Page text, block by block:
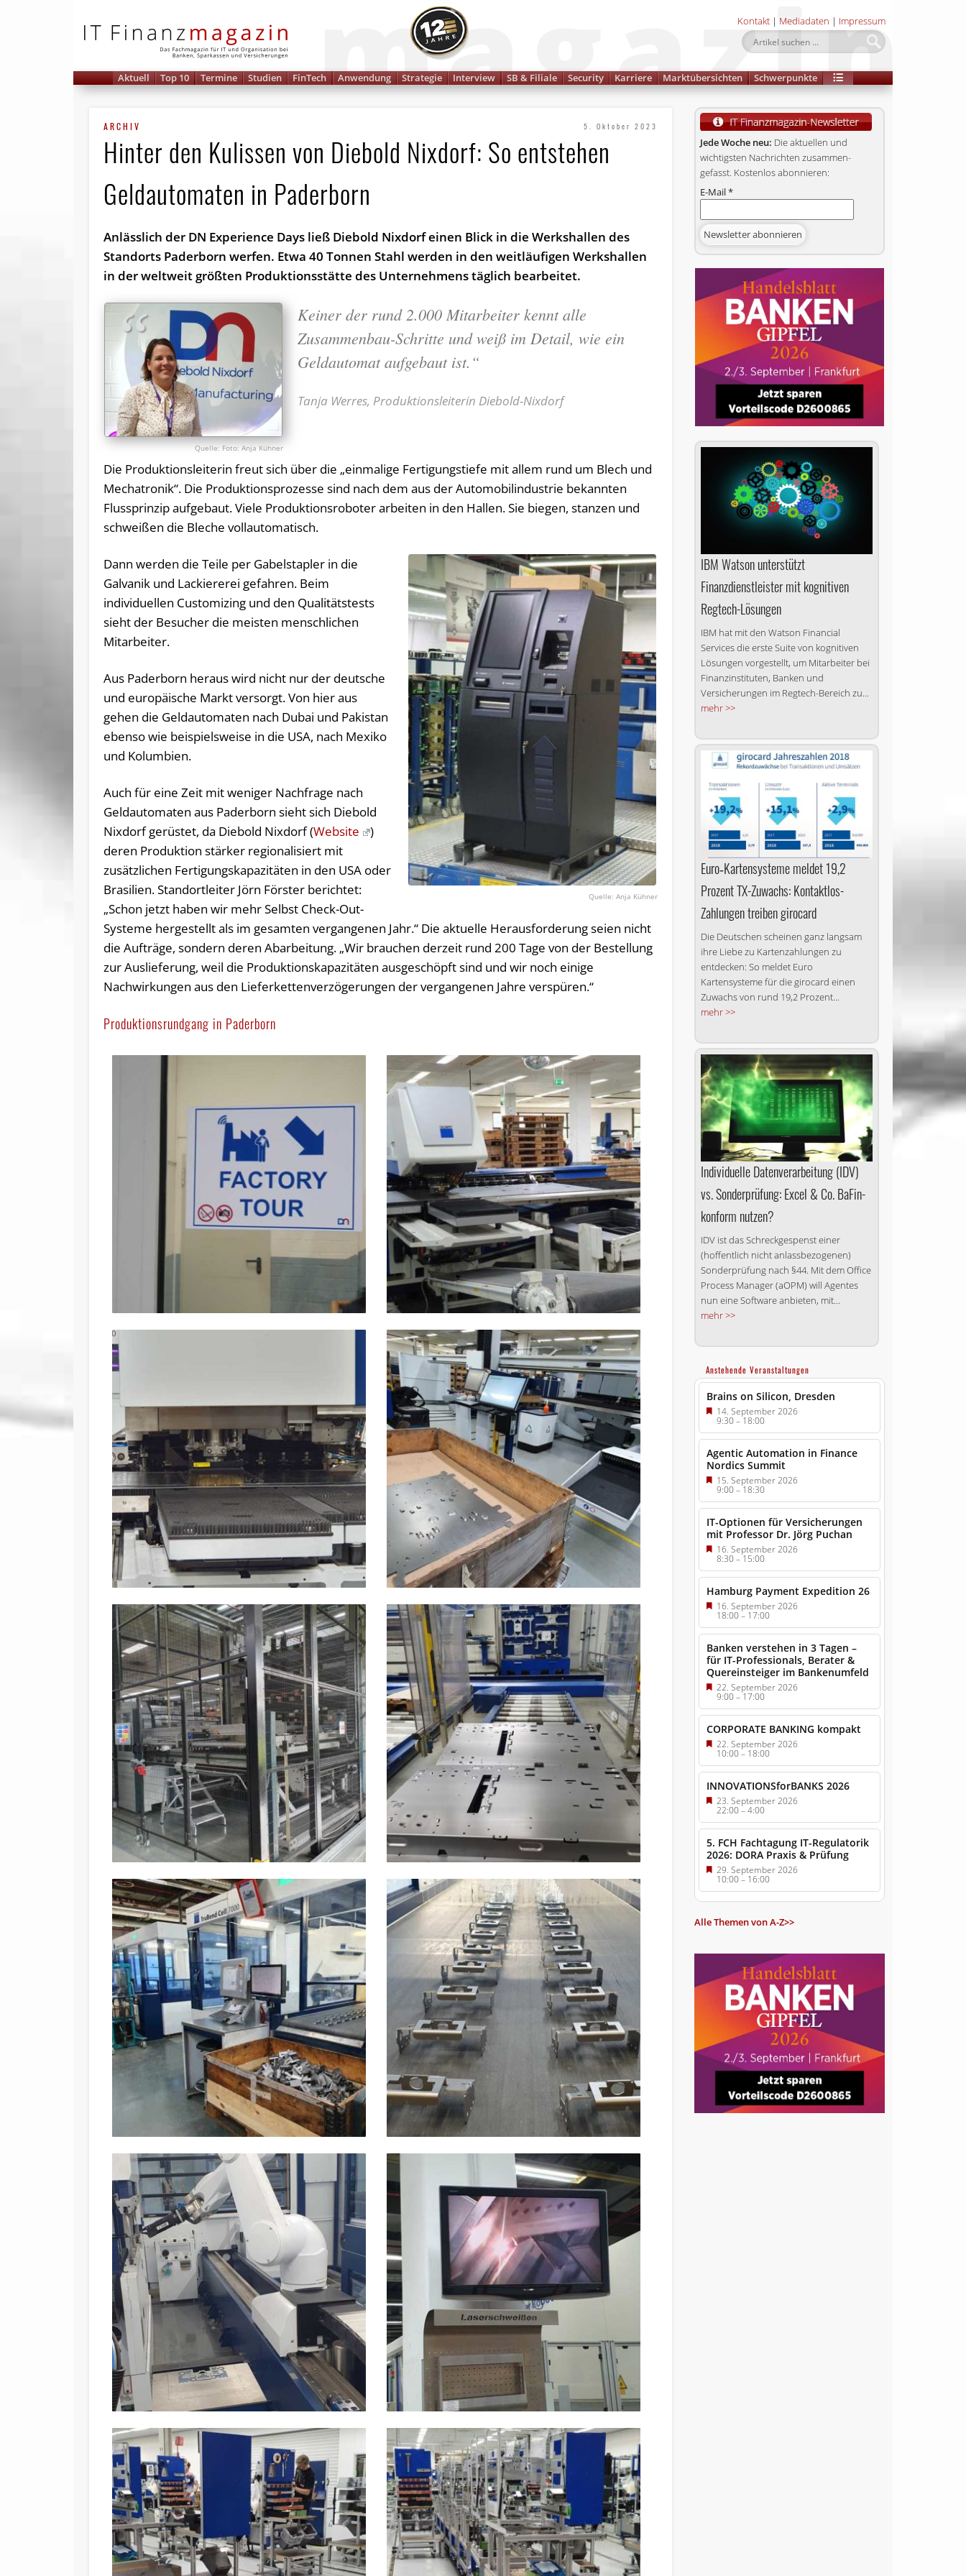
Kontakt | Mediadaten | Impressum
Aktuell Top 10 Termine Studien FinTech Anwendung Strategie Interview SB & Filiale Security Karriere Marktübersichten Schwerpunkte
ARCHIV 5. Oktober 2023
Hinter den Kulissen von Diebold Nixdorf: So entstehen
Geldautomaten in Paderborn
Anlässlich der DN Experience Days ließ Diebold Nixdorf einen Blick in die Werkshallen des
Standorts Paderborn werfen. Etwa 40 Tonnen Stahl werden in den weitläufigen Werkshallen
in der weltweit größten Produktionsstätte des Unternehmens täglich bearbeitet.
Foto: Anja Kühner
Keiner der rund 2.000 Mitarbeiter kennt alle
Zusammenbau-Schritte und weiß im Detail, wie ein
Geldautomat aufgebaut ist.“
Tanja Werres, Produktionsleiterin Diebold-Nixdorf
Die Produktionsleiterin freut sich über die „einmalige Fertigungstiefe mit allem rund um Blech und
Mechatronik“. Die Produktionsprozesse sind nach dem aus der Automobilindustrie bekannten
Flussprinzip aufgebaut. Viele Produktionsroboter arbeiten in den Hallen. Sie biegen, stanzen und
schweißen die Bleche vollautomatisch.
Anja Kühner
Dann werden die Teile per Gabelstapler in die
Galvanik und Lackiererei gefahren. Beim
individuellen Customizing und den Qualitätstests
sieht der Besucher die meisten menschlichen
Mitarbeiter.
Aus Paderborn heraus wird nicht nur der deutsche
und europäische Markt versorgt. Von hier aus
gehen die Geldautomaten nach Dubai und Pakistan
ebenso wie beispielsweise in die USA, nach Mexiko
und Kolumbien.
Auch für eine Zeit mit weniger Nachfrage nach
Geldautomaten aus Paderborn sieht sich Diebold
Nixdorf gerüstet, da Diebold Nixdorf (Website
)
deren Produktion stärker regionalisiert mit
zusätzlichen Fertigungskapazitäten in den USA oder
Brasilien. Standortleiter Jörn Förster berichtet:
„Schon jetzt haben wir mehr Selbst Check-Out-
Systeme hergestellt als im gesamten vergangenen Jahr.“ Die aktuelle Herausforderung seien nicht
die Aufträge, sondern deren Abarbeitung. „Wir brauchen derzeit rund 200 Tage von der Bestellung
zur Auslieferung, weil die Produktionskapazitäten ausgeschöpft sind und wir noch einige
Nachwirkungen aus den Lieferkettenverzögerungen der vergangenen Jahre verspüren.“
Produktionsrundgang in Paderborn
Jede Woche neu: Die aktuellen und
wichtigsten Nachrichten zusammen­
gefasst. Kostenlos abonnieren:
E-Mail*
IBM Watson unterstützt
Finanzdienstleister mit kognitiven
Regtech-Lösungen
IBM hat mit den Watson Financial
Services die erste Suite von kognitiven
Lösungen vorgestellt, um Mitarbeiter bei
Finanzinstituten, Banken und
Versicherungen im Regtech-Bereich zu...
mehr >>
Euro‑Kartensysteme meldet 19,2
Prozent TX-Zuwachs: Kontaktlos-
Zahlungen treiben girocard
Die Deutschen scheinen ganz langsam
ihre Liebe zu Karten­zahlungen zu
entdecken: So meldet Euro
Kartensysteme für die girocard einen
Zuwachs von rund 19,2 Prozent...
mehr >>
Individuelle Datenverarbeitung (IDV)
vs. Sonderprüfung: Excel & Co. BaFin-
konform nutzen?
IDV ist das Schreckgespenst einer
(hoffentlich nicht anlassbezogenen)
Sonderprüfung nach §44. Mit dem Office
Process Manager (aOPM) will Agentes
nun eine Software anbieten, mit...
mehr >>
Anstehende Veranstaltungen
Brains on Silicon, Dresden
14. September 2026
9:30–18:00
Agentic Automation in Finance
Nordics Summit
15. September 2026
9:00–18:30
IT-Optionen für Versicherungen
mit Professor Dr. Jörg Puchan
16. September 2026
8:30–15:00
Hamburg Payment Expedition 26
16. September 2026
18:00– 17:00
Banken verstehen in 3 Tagen –
für IT-Professionals, Berater &
Quereinsteiger im Bankenumfeld
22. September 2026
9:00–17:00
CORPORATE BANKING kompakt
22. September 2026
10:00– 18:00
INNOVATIONSforBANKS 2026
23. September 2026
22:00–4:00
5. FCH Fachtagung IT-Regulatorik
2026: DORA Praxis & Prüfung
29. September 2026
10:00– 16:00
Alle Themen von A-Z>>